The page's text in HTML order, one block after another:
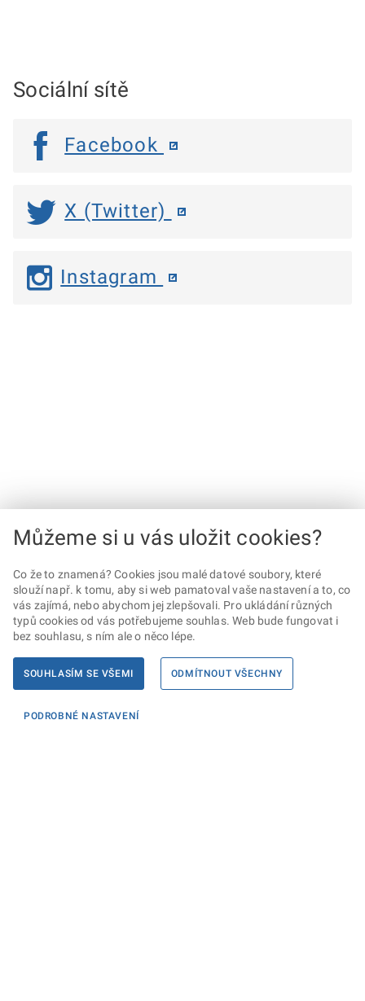
Sociální sítě
Facebook
X (Twitter)
Instagram
Můžeme si u vás uložit cookies?
Co že to znamená? Cookies jsou malé datové soubory, které
slouží např. k tomu, aby si web pamatoval vaše nastavení a to, co
vás zajímá, nebo abychom jej zlepšovali. Pro ukládání různých
typů cookies od vás potřebujeme souhlas. Web bude fungovat i
bez souhlasu, s ním ale o něco lépe.
SOUHLASÍM SE VŠEMI ODMÍTNOUT VŠECHNY
PODROBNÉ NASTAVENÍ